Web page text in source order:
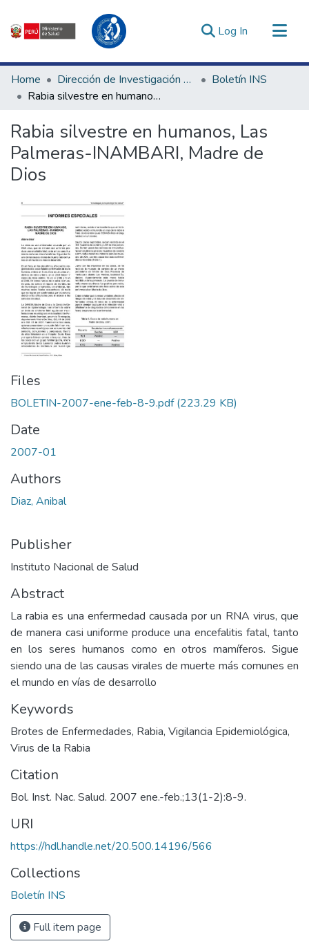
Log In (current)
Communities & Collections
All of DSpace
Estadísticas Externas
Enlaces de interés ▾
Home Dirección de Investigación e Innovación en Salud
Boletín INS
Rabia silvestre en humanos, Las Palmeras-INAMBARI, Madre de Dios
Rabia silvestre en humanos, Las
Palmeras-INAMBARI, Madre de
Dios
Files
BOLETIN-2007-ene-feb-8-9.pdf(223.29 KB)
Date
2007-01
Authors
Diaz, Anibal
Publisher
Instituto Nacional de Salud
Abstract
La rabia es una enfermedad causada por un RNA virus, que
de manera casi uniforme produce una encefalitis fatal, tanto
en los seres humanos como en otros mamíferos. Sigue
siendo una de las causas virales de muerte más comunes en
el mundo en vías de desarrollo
Keywords
Brotes de Enfermedades, Rabia, Vigilancia Epidemiológica,
Virus de la Rabia
Citation
Bol. Inst. Nac. Salud. 2007 ene.-feb.;13(1-2):8-9.
URI
https://hdl.handle.net/20.500.14196/566
Collections
Boletín INS
Full item page